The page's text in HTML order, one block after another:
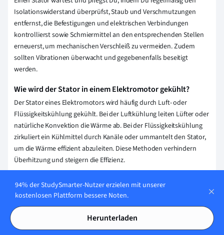
Isolationswiderstand überprüfst, Staub und Verschmutzungen
entfernst, die Befestigungen und elektrischen Verbindungen
kontrollierst sowie Schmiermittel an den entsprechenden Stellen
erneuerst, um mechanischen Verschleiß zu vermeiden. Zudem
sollten Vibrationen überwacht und gegebenenfalls beseitigt
werden.
Wie wird der Stator in einem Elektromotor gekühlt?
Der Stator eines Elektromotors wird häufig durch Luft- oder
Flüssigkeitskühlung gekühlt. Bei der Luftkühlung leiten Lüfter oder
natürliche Konvektion die Wärme ab. Bei der Flüssigkeitskühlung
zirkuliert ein Kühlmittel durch Kanäle oder ummantelt den Stator,
um die Wärme effizient abzuleiten. Diese Methoden verhindern
Überhitzung und steigern die Effizienz.
Erklärung speichern
Wie stellen wir sicher, dass unser Content
94% der StudySmarter-Nutzer erzielen mit unserer
kostenlosen Plattform bessere Noten.
Herunterladen